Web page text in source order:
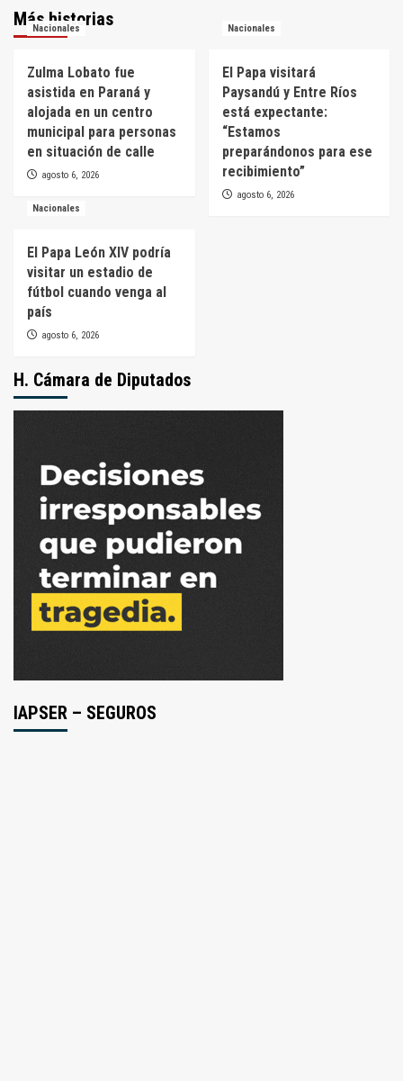
Más historias
Nacionales
Zulma Lobato fue
asistida en Paraná y
alojada en un centro
municipal para personas
en situación de calle
agosto 6, 2026
Nacionales
El Papa visitará
Paysandú y Entre Ríos
está expectante:
“Estamos
preparándonos para ese
recibimiento”
agosto 6, 2026
Nacionales
El Papa León XIV podría
visitar un estadio de
fútbol cuando venga al
país
agosto 6, 2026
H. Cámara de Diputados
IAPSER – SEGUROS